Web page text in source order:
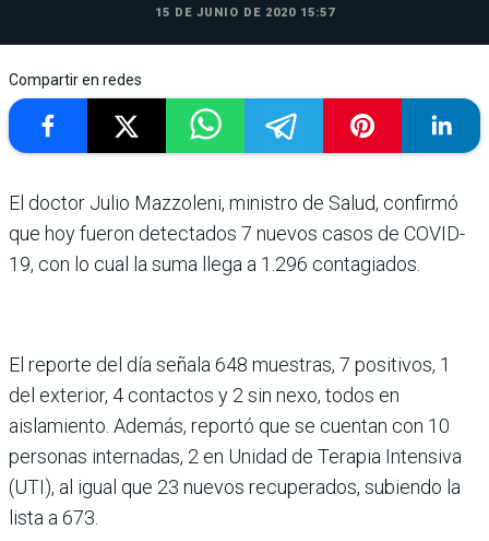
15 DE JUNIO DE 2020 15:57
Compartir en redes
El doctor Julio Mazzoleni, ministro de Salud, confirmó
que hoy fueron detectados 7 nuevos casos de COVID-
19, con lo cual la suma llega a 1.296 contagiados.
El reporte del día señala 648 muestras, 7 positivos, 1
del exterior, 4 contactos y 2 sin nexo, todos en
aislamiento. Además, reportó que se cuentan con 10
personas internadas, 2 en Unidad de Terapia Intensiva
(UTI), al igual que 23 nuevos recuperados, subiendo la
lista a 673.